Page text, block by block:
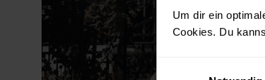
Um dir ein
Cookies. Du